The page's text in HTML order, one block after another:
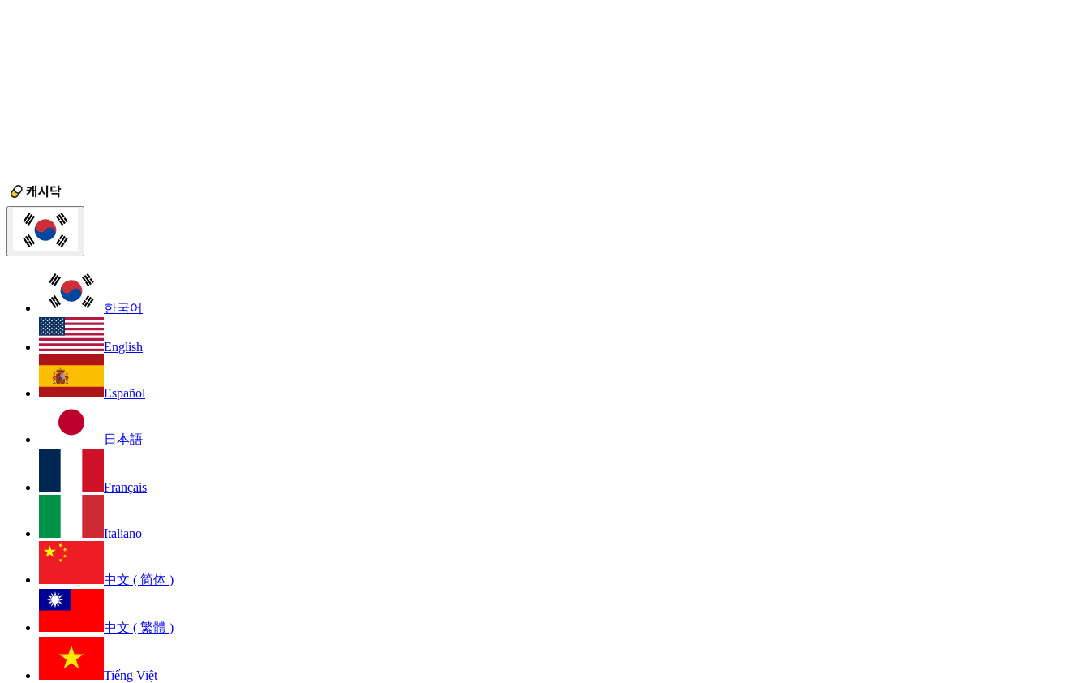
한국어
English
Español
日本語
Français
Italiano
中文 ( 简体 )
中文 ( 繁體 )
Tiếng Việt